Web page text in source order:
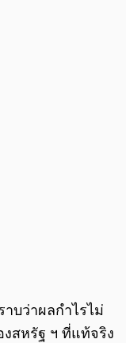
บว่าผลกำไรไม่
สหรัฐ ฯ ที่แท้จริง